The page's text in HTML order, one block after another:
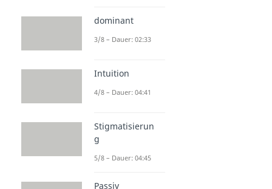
dominant
3/8 – Dauer: 02:33
Intuition
4/8 – Dauer: 04:41
Stigmatisierun
g
5/8 – Dauer: 04:45
Passiv